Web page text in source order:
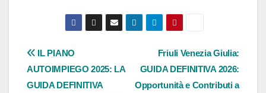
Navigazione
articoli
Friuli Venezia Giulia:
GUIDA DEFINITIVA 2026:
Opportunità e Contributi a
IL PIANO
AUTOIMPIEGO 2025: LA
GUIDA DEFINITIVA